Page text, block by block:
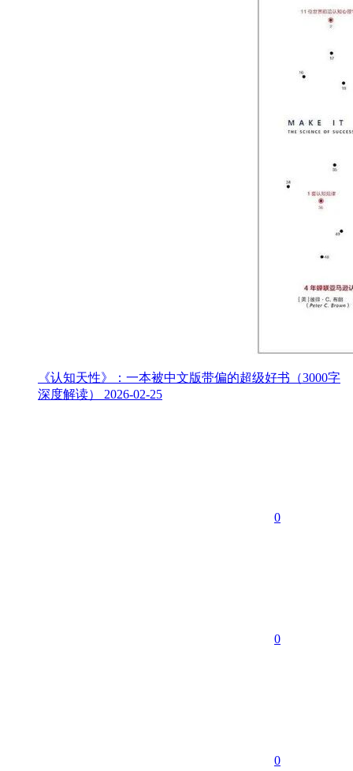
《认知天性》：一本被中文版带偏的超级好书（3000字
深度解读） 2026-02-25
0
0
0